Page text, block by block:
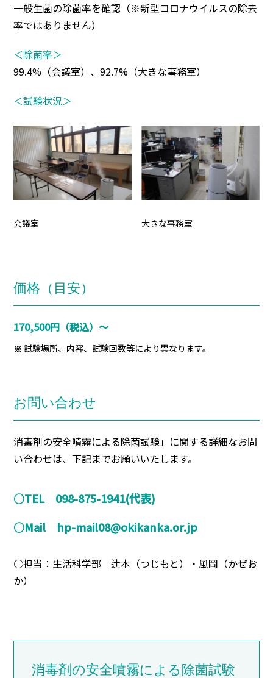
一般生菌の除菌率を確認（※新型コロナウイルスの除去
率ではありません）
＜除菌率＞
99.4%（会議室）、92.7%（大きな事務室）
＜試験状況＞
会議室 大きな事務室
価格（目安）
170,500円（税込）～
試験場所、内容、試験回数等により異なります。
お問い合わせ
消毒剤の安全噴霧による除菌試験」に関する詳細なお問
い合わせは、下記までお願いいたします。
○TEL 098-875-1941(代表)
○Mail hp-mail08@okikanka.or.jp
○担当：生活科学部 辻本（つじもと）・風岡（かぜお
か）
消毒剤の安全噴霧による除菌試験